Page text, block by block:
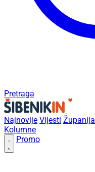
Pretraga
Najnovije Vijesti Županija
Kolumne
Promo